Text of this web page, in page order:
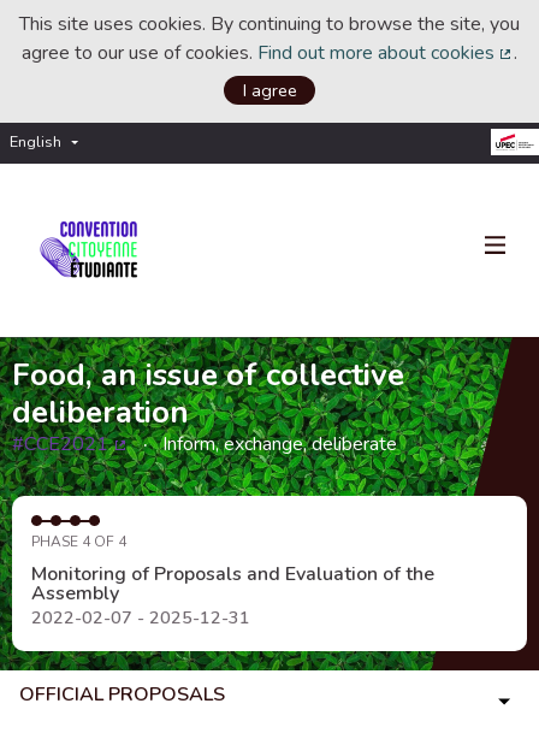
This site uses cookies. By continuing to browse the site, you
agree to our use of cookies. Find out more about cookies .
I agree
English Choisir la langue
Food, an issue of collective
deliberation
#CCE2021
(External link)
Inform, exchange, deliberate
PHASE 4 OF 4
Monitoring of Proposals and Evaluation of the
Assembly
2022-02-07 - 2025-12-31
OFFICIAL PROPOSALS